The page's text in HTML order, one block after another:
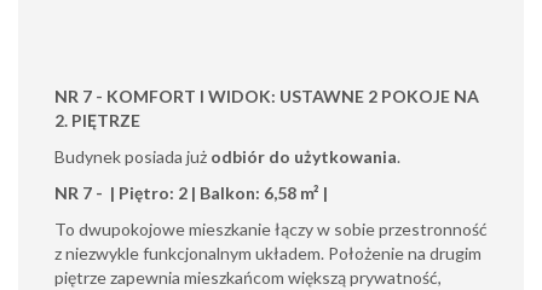
NR 7 - KOMFORT I WIDOK: USTAWNE 2 POKOJE NA
2. PIĘTRZE
Budynek posiada już odbiór do użytkowania.
NR 7 - | Piętro: 2 | Balkon: 6,58 m² |
To dwupokojowe mieszkanie łączy w sobie przestronność
z niezwykle funkcjonalnym układem. Położenie na drugim
piętrze zapewnia mieszkańcom większą prywatność,